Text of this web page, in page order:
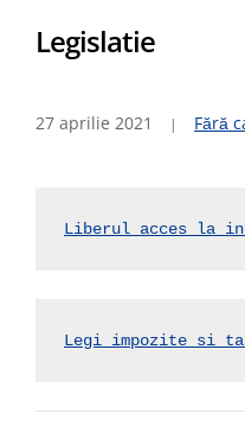
Legislatie
27 aprilie 2021 Fără
Liberul acces la
Legi impozite si